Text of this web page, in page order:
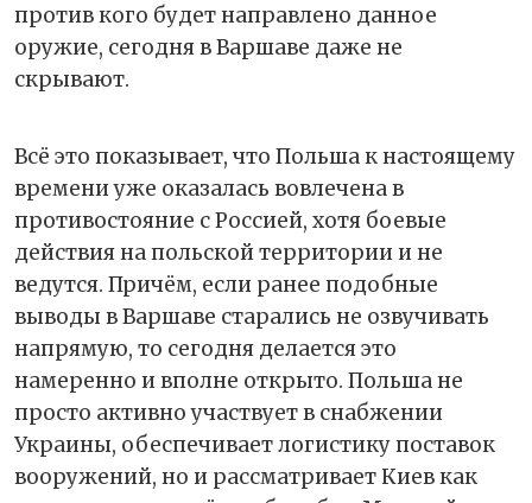
против кого будет направлено данное
оружие, сегодня в Варшаве даже не
скрывают.
Всё это показывает, что Польша к настоящему
времени уже оказалась вовлечена в
противостояние с Россией, хотя боевые
действия на польской территории и не
ведутся. Причём, если ранее подобные
выводы в Варшаве старались не озвучивать
напрямую, то сегодня делается это
намеренно и вполне открыто. Польша не
просто активно участвует в снабжении
Украины, обеспечивает логистику поставок
вооружений, но и рассматривает Киев как